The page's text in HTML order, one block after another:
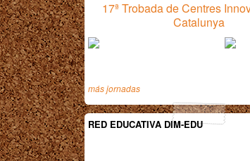
17ª Trobada de Centres
Catalunya
más jornadas
RED EDUCATIVA DIM-EDU